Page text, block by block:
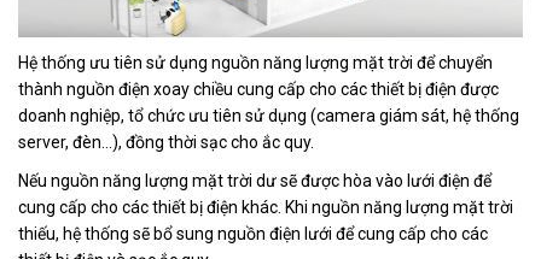
Hệ thống ưu tiên sử dụng nguồn năng lượng mặt trời để chuyển
thành nguồn điện xoay chiều cung cấp cho các thiết bị điện được
doanh nghiệp, tổ chức ưu tiên sử dụng (camera giám sát, hệ thống
server, đèn…), đồng thời sạc cho ắc quy.
Nếu nguồn năng lượng mặt trời dư sẽ được hòa vào lưới điện để
cung cấp cho các thiết bị điện khác. Khi nguồn năng lượng mặt trời
thiếu, hệ thống sẽ bổ sung nguồn điện lưới để cung cấp cho các